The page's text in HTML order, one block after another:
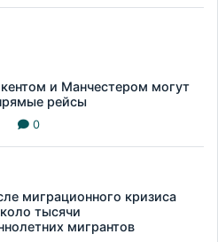
и Манчестером могут
рейсы
0
миграционного кризиса
тысячи
мигрантов